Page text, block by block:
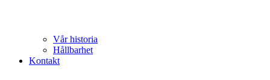
Vår historia
Hållbarhet
Kontakt